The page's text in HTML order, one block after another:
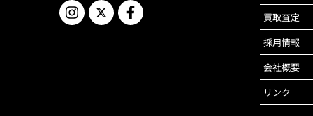
買取査定
採用情報
会社概要
リンク